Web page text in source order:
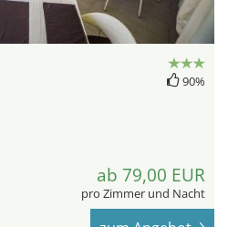
90%
ab 79,00 EUR
pro Zimmer und Nacht